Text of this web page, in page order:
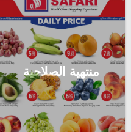
منتهية الصلاحية